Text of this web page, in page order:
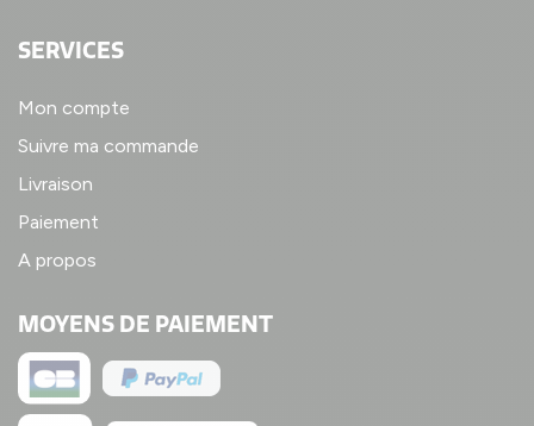
SERVICES
Mon compte
Suivre ma commande
Livraison
Paiement
A propos
MOYENS DE PAIEMENT